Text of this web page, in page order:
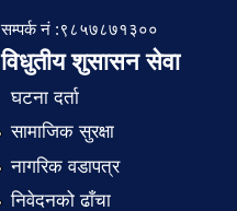
सम्पर्क नं :९८५७८७१३००
विधुतीय शुसासन सेवा
घटना दर्ता
सामाजिक सुरक्षा
नागरिक वडापत्र
निवेदनको ढाँचा